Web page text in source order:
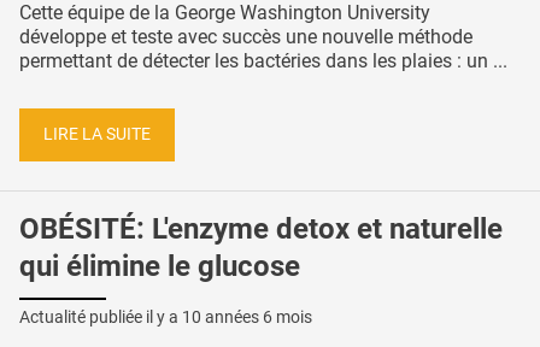
Cette équipe de la George Washington University
développe et teste avec succès une nouvelle méthode
permettant de détecter les bactéries dans les plaies : un ...
LIRE LA SUITE
OBÉSITÉ: L'enzyme detox et naturelle
qui élimine le glucose
Actualité publiée il y a 10 années 6 mois